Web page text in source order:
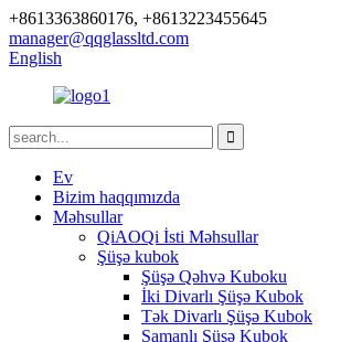
+8613363860176, +8613223455645
manager@qqglassltd.com
English
Ev
Bizim haqqımızda
Məhsullar
QiAOQi İsti Məhsullar
Şüşə kubok
Şüşə Qəhvə Kuboku
İki Divarlı Şüşə Kubok
Tək Divarlı Şüşə Kubok
Samanlı Şüşə Kubok